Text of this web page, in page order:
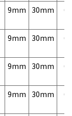
9mm 30mm
9mm 30mm
9mm 30mm
9mm 30mm